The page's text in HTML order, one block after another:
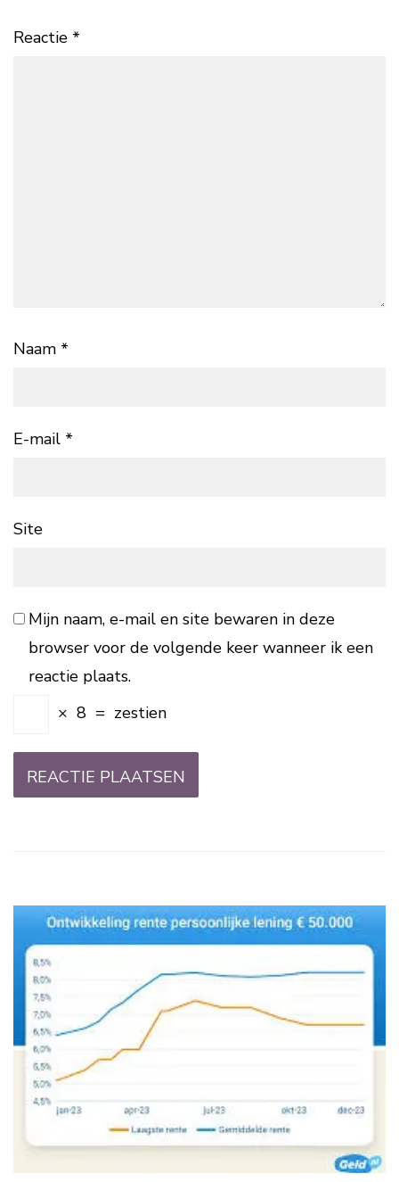
Reactie *
Naam *
E-mail *
Site
Mijn naam, e-mail en site bewaren in deze
browser voor de volgende keer wanneer ik een
reactie plaats.
× 8 = zestien